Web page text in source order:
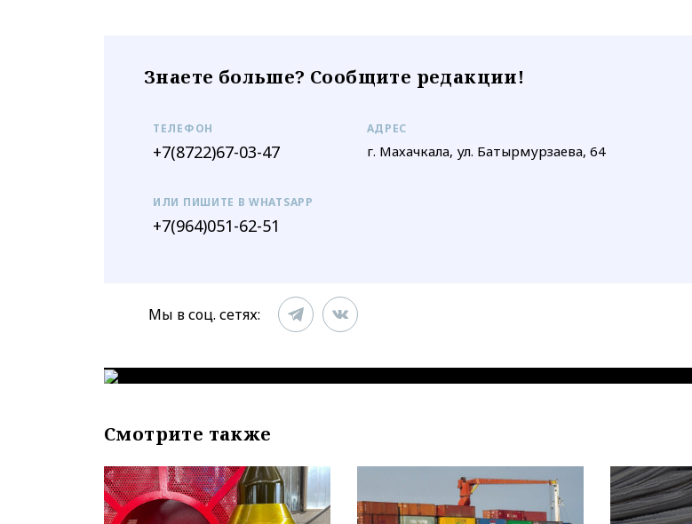
Знаете больше? Сообщите редакции!
ТЕЛЕФОН
+7(8722)67-03-47
АДРЕС
г. Махачкала, ул. Батырмурзаева, 64
ИЛИ ПИШИТЕ В WHATSAPP
+7(964)051-62-51
Мы в соц. сетях:
Смотрите также